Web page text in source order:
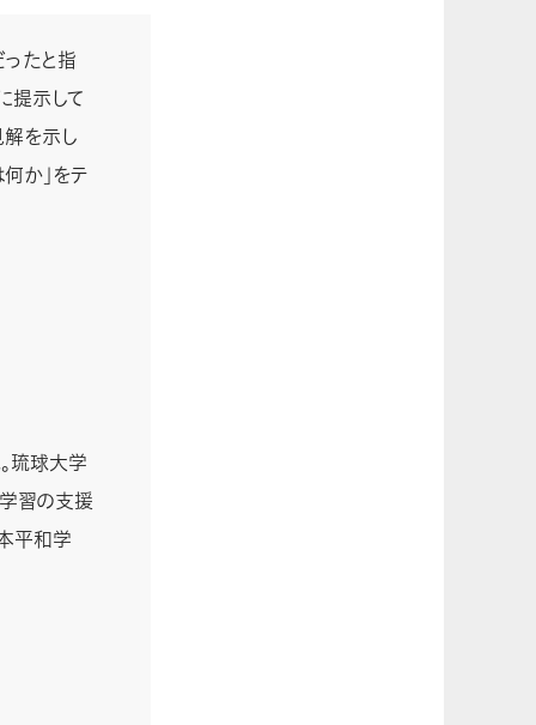
たと指
提示して
を示し
か」をテ
琉球大学
習の支援
平和学